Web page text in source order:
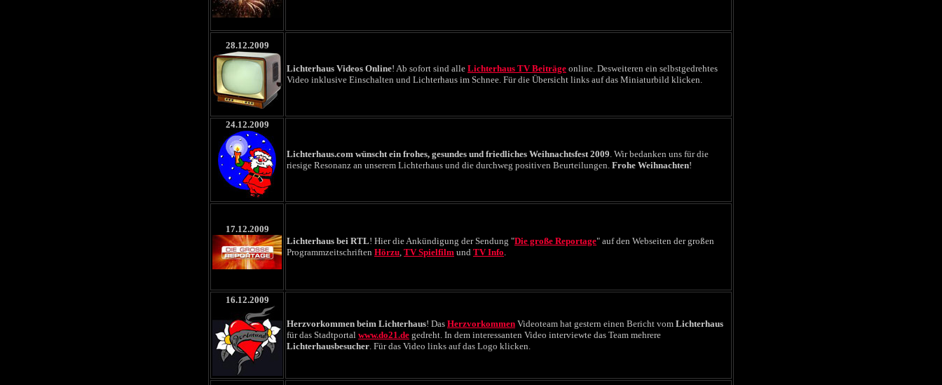
28.12.2009
Lichterhaus Videos Online! Ab sofort sind alle Lichterhaus TV Beiträge online. Desweiteren ein selbstgedrehtes
Video inklusive Einschalten und Lichterhaus im Schnee. Für die Übersicht links auf das Miniaturbild klicken.
24.12.2009
Lichterhaus.com wünscht ein frohes, gesundes und friedliches Weihnachtsfest 2009. Wir bedanken uns für die
riesige Resonanz an unserem Lichterhaus und die durchweg positiven Beurteilungen. Frohe Weihnachten!
17.12.2009
Lichterhaus bei RTL! Hier die Ankündigung der Sendung "Die große Reportage" auf den Webseiten der großen
Programmzeitschriften Hörzu, TV Spielfilm und TV Info.
16.12.2009
Herzvorkommen beim Lichterhaus! Das Herzvorkommen Videoteam hat gestern einen Bericht vom Lichterhaus
für das Stadtportal www.do21.de gedreht. In dem interessanten Video interviewte das Team mehrere
Lichterhausbesucher. Für das Video links auf das Logo klicken.